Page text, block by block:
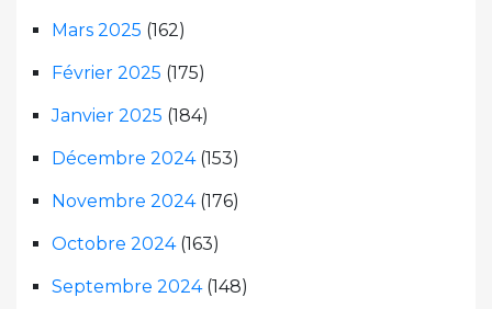
Mars 2025 (162)
Février 2025 (175)
Janvier 2025 (184)
Décembre 2024(153)
Novembre 2024(176)
Octobre 2024(163)
Septembre 2024(148)